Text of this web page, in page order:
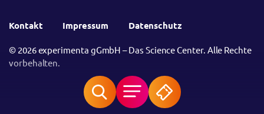
Kontakt Impressum Datenschutz
© 2026 experimenta gGmbH – Das Science Center. Alle Rechte
vorbehalten.